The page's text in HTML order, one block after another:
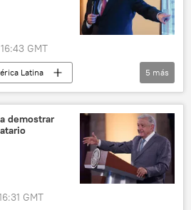
GMT
Latina
López Obrador
Felipe Calderón
5 más
demostrar
GMT